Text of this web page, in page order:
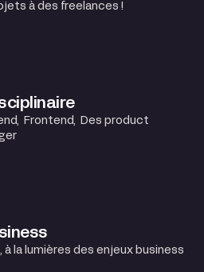
à des freelances !
Frontend, Des product
la lumières des enjeux business